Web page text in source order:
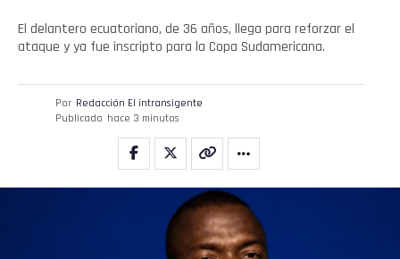
El delantero ecuatoriano, de 36 años, llega para reforzar el
ataque y ya fue inscripto para la Copa Sudamericana.
Por Redacción El intransigente
Publicado hace 3 minutos